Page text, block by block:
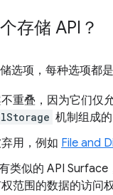
存储 API？
选项，每种选项都
重叠，因为它们仅
机制组成的
用，例如 File and
类似的 API
范围的数据的访问